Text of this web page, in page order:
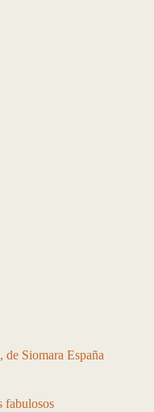
, de Siomara España
fabulosos